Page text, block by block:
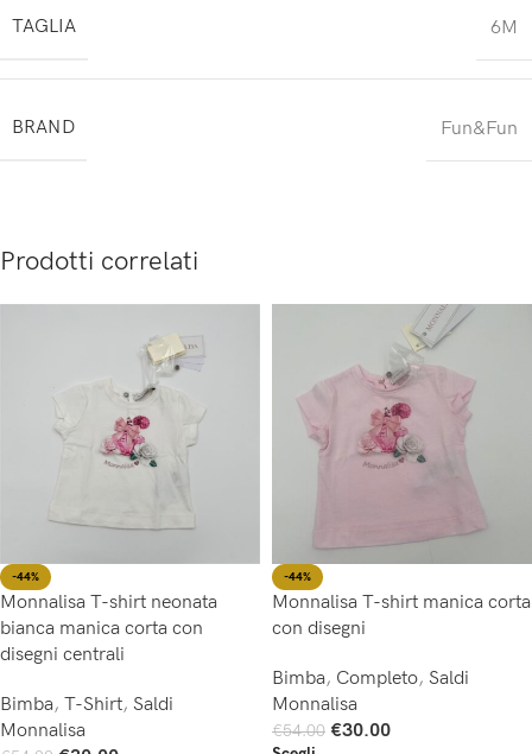
TAGLIA
6M
BRAND Fun&Fun
Prodotti correlati
-44%
Monnalisa T-shirt neonata
bianca manica corta con
disegni centrali
Bimba, T-Shirt, Saldi
Monnalisa
-44%
Monnalisa T-shirt manica corta
con disegni
Bimba, Completo, Saldi
Monnalisa
€54.00 €30.00